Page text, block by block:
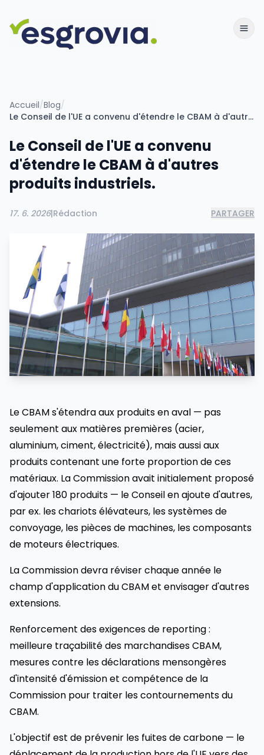
Accueil/Blog/
Le Conseil de l'UE a convenu d'étendre le CBAM à d'autres produits industriels.
Le Conseil de l'UE a convenu
d'étendre le CBAM à d'autres
produits industriels.
17. 6. 2026|Rédaction PARTAGER
Le CBAM s'étendra aux produits en aval — pas
seulement aux matières premières (acier,
aluminium, ciment, électricité), mais aussi aux
produits contenant une forte proportion de ces
matériaux. La Commission avait initialement proposé
d'ajouter 180 produits — le Conseil en ajoute d'autres,
par ex. les chariots élévateurs, les systèmes de
convoyage, les pièces de machines, les composants
de moteurs électriques.
La Commission devra réviser chaque année le
champ d'application du CBAM et envisager d'autres
extensions.
Renforcement des exigences de reporting :
meilleure traçabilité des marchandises CBAM,
mesures contre les déclarations mensongères
d'intensité d'émission et compétence de la
Commission pour traiter les contournements du
CBAM.
L'objectif est de prévenir les fuites de carbone — le